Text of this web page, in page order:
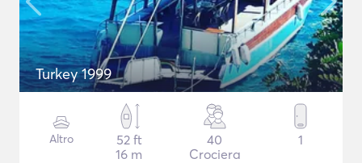
Turkey 1999
Altro
52 ft
16 m
40
Crociera
1